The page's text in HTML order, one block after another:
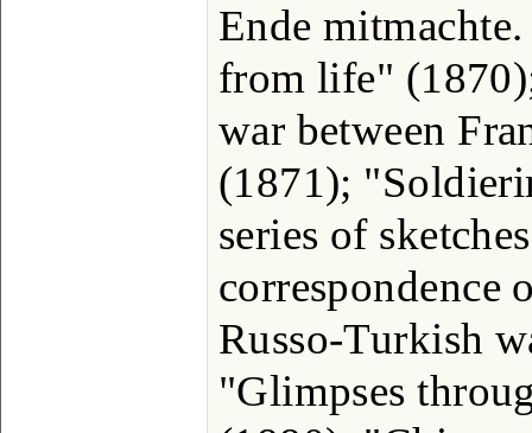
Ende
from life"
war between
(1871);
series of
correspondence
Russo-Turkish
"Glimpses